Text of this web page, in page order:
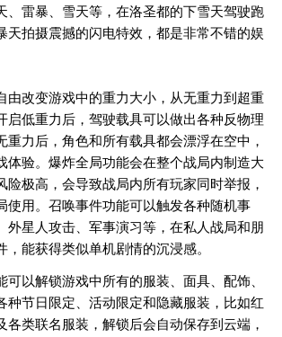
、雷暴、雪天等，在洛圣都的下雪天驾驶跑
天拍摄震撼的闪电特效，都是非常不错的娱
由改变游戏中的重力大小，从无重力到超重
启低重力后，驾驶载具可以做出各种反物理
重力后，角色和所有载具都会漂浮在空中，
体验。爆炸全局功能会在整个战局内制造大
险极高，会导致战局内所有玩家同时举报，
使用。召唤事件功能可以触发各种随机事
外星人攻击、军事演习等，在私人战局和朋
能获得类似单机剧情的沉浸感。
可以解锁游戏中所有的服装、面具、配饰、
种节日限定、活动限定和隐藏服装，比如红
各类联名服装，解锁后会自动保存到云端，